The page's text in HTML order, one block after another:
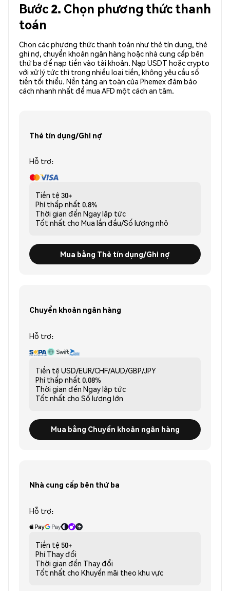
Bước 2. Chọn phương thức thanh
toán
Chọn các phương thức thanh toán như thẻ tín dụng, thẻ
ghi nợ, chuyển khoản ngân hàng hoặc nhà cung cấp bên
thứ ba để nạp tiền vào tài khoản. Nạp USDT hoặc crypto
với xử lý tức thì trong nhiều loại tiền, không yêu cầu số
tiền tối thiểu. Nền tảng an toàn của Phemex đảm bảo
cách nhanh nhất để mua AFD một cách an tâm.
Thẻ tín dụng/Ghi nợ
Hỗ trợ:
Tiền tệ 30+
Phí thấp nhất 0.8%
Thời gian đến Ngay lập tức
Tốt nhất cho Mua lần đầu/Số lượng nhỏ
Mua bằng Thẻ tín dụng/Ghi nợ
Chuyển khoản ngân hàng
Hỗ trợ:
Tiền tệ USD/EUR/CHF/AUD/GBP/JPY
Phí thấp nhất 0.08%
Thời gian đến Ngay lập tức
Tốt nhất cho Số lượng lớn
Mua bằng Chuyển khoản ngân hàng
Nhà cung cấp bên thứ ba
Hỗ trợ:
Tiền tệ 50+
Phí Thay đổi
Thời gian đến Thay đổi
Tốt nhất cho Khuyến mãi theo khu vực